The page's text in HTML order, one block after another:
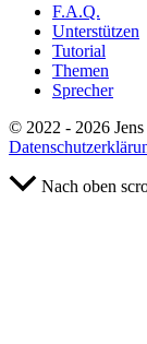
F.A.Q.
Unterstützen
Tutorial
Themen
Sprecher
© 2022 - 2026
Nach oben